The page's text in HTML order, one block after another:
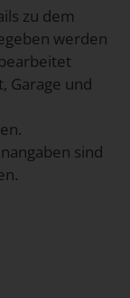
zu dem
werden
Garage und
sind